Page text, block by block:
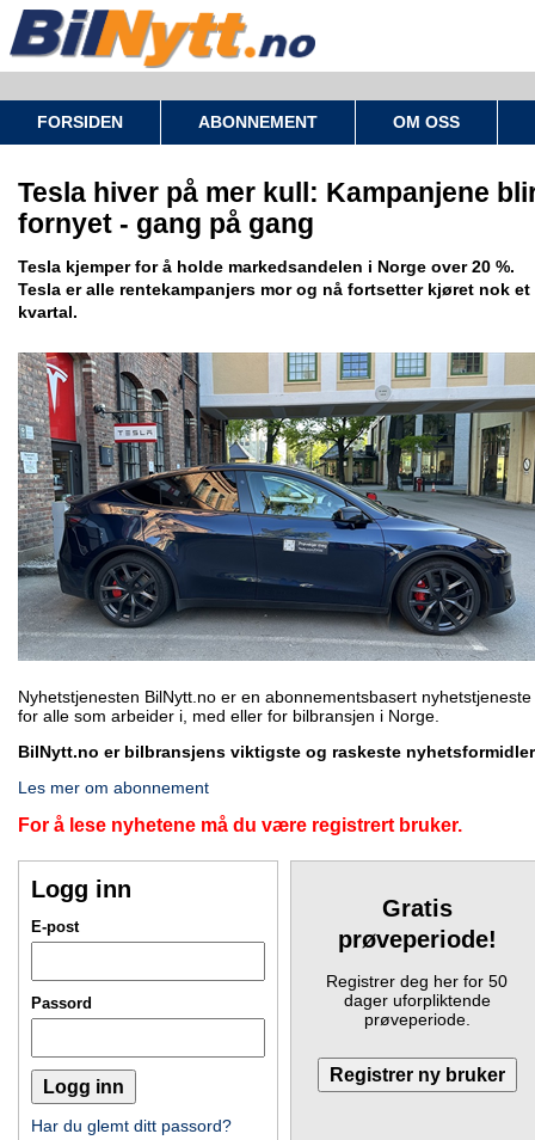
FORSIDEN ABONNEMENT OM OSS
Tesla hiver på mer kull: Kampanjene
fornyet - gang på gang
Tesla kjemper for å holde markedsandelen i Norge over 20 %.
Tesla er alle rentekampanjers mor og nå fortsetter kjøret nok et
kvartal.
Nyhetstjenesten BilNytt.no er en abonnementsbasert nyhetstjeneste
for alle som arbeider i, med eller for bilbransjen i Norge.
BilNytt.no er bilbransjens viktigste og raskeste
Les mer om abonnement
For å lese nyhetene må du være registrert bruker.
Logg inn
E-post
Passord
Har du glemt ditt passord?
Gratis
prøveperiode!
Registrer deg her for 50
dager uforpliktende
prøveperiode.